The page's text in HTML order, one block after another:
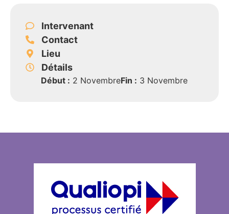
Intervenant
Contact
Lieu
Détails
Début : 2 NovembreFin : 3 Novembre